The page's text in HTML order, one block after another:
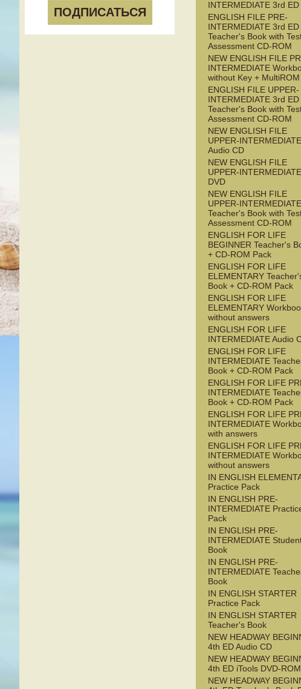
ПОДПИСАТЬСЯ
INTERMEDIATE 3rd ED
ENGLISH FILE PRE-
INTERMEDIATE 3rd ED
Teacher's Book with
Assessment CD-ROM
NEW ENGLISH FILE
INTERMEDIATE
without Key + MultiROM
ENGLISH FILE UPPER-
INTERMEDIATE 3rd ED
Teacher's Book with
Assessment CD-ROM
NEW ENGLISH FILE
UPPER-INTERMEDIATE
Audio CD
NEW ENGLISH FILE
UPPER-INTERMEDIATE
DVD
NEW ENGLISH FILE
UPPER-INTERMEDIATE
Teacher's Book with
Assessment CD-ROM
ENGLISH FOR LIFE
BEGINNER Teacher's
+ CD-ROM Pack
ENGLISH FOR LIFE
ELEMENTARY
Book + CD-ROM Pack
ENGLISH FOR LIFE
ELEMENTARY
without answers
ENGLISH FOR LIFE
INTERMEDIATE Audio
ENGLISH FOR LIFE
INTERMEDIATE
Book + CD-ROM Pack
ENGLISH FOR LIFE
INTERMEDIATE
Book + CD-ROM Pack
ENGLISH FOR LIFE
INTERMEDIATE
with answers
ENGLISH FOR LIFE
INTERMEDIATE
without answers
IN ENGLISH
Practice Pack
IN ENGLISH PRE-
INTERMEDIATE
Pack
IN ENGLISH PRE-
INTERMEDIATE
Book
IN ENGLISH PRE-
INTERMEDIATE
Book
IN ENGLISH STARTER
Practice Pack
IN ENGLISH STARTER
Teacher's Book
NEW HEADWAY
4th ED Audio CD
NEW HEADWAY
4th ED iTools DVD-ROM
NEW HEADWAY